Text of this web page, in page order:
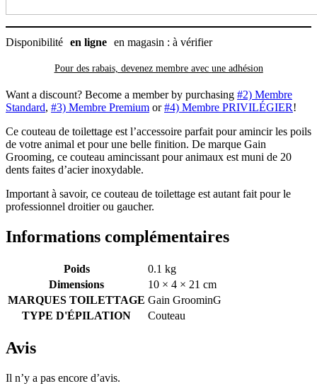
Disponibilité en ligne en magasin : à vérifier
Pour des rabais, devenez membre avec une adhésion
Want a discount? Become a member by purchasing #2) Membre
Standard, #3) Membre Premium or#4) Membre PRIVILÉGIER!
Ce couteau de toilettage est l’accessoire parfait pour amincir les poils
de votre animal et pour une belle finition. De marque Gain
Grooming, ce couteau amincissant pour animaux est muni de 20
dents faites d’acier inoxydable.
Important à savoir, ce couteau de toilettage est autant fait pour le
professionnel droitier ou gaucher.
Informations complémentaires
Poids
0.1 kg
Dimensions
10 × 4 × 21 cm
MARQUES TOILETTAGE Gain GroominG
TYPE D'ÉPILATION
Couteau
Avis
Il n’y a pas encore d’avis.